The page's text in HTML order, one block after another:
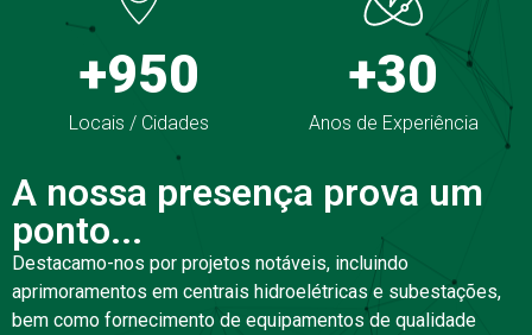
+950
Locais / Cidades
+30
Anos de Experiência
A nossa presença prova um
ponto...
Destacamo-nos por projetos notáveis, incluindo
aprimoramentos em centrais hidroelétricas e subestações,
bem como fornecimento de equipamentos de qualidade